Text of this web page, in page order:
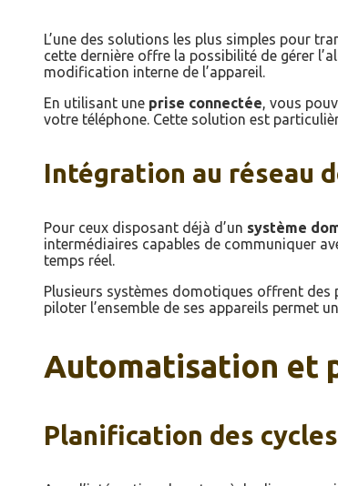
L’une des solutions les plus simples pour
cette dernière offre la possibilité de gérer
modification interne de l’appareil.
En utilisant une prise connectée, vous
votre téléphone. Cette solution est
Intégration au réseau
Pour ceux disposant déjà d’un système
intermédiaires capables de communiquer
temps réel.
Plusieurs systèmes domotiques offrent des
piloter l’ensemble de ses appareils permet
Automatisation et
Planification des